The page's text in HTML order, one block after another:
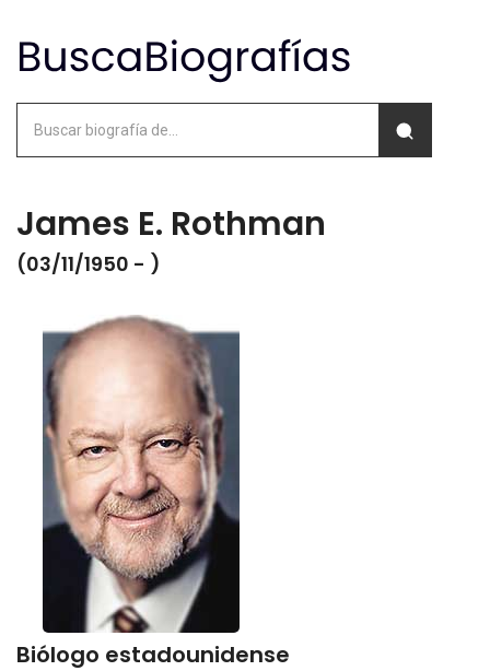
James E. Rothman
(03/11/1950 - )
Biólogo estadounidense